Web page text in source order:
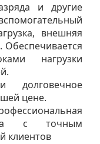
и другие
внешняя
Обеспечивается
нагрузки
долговечное
цене.
с точным
клиентов